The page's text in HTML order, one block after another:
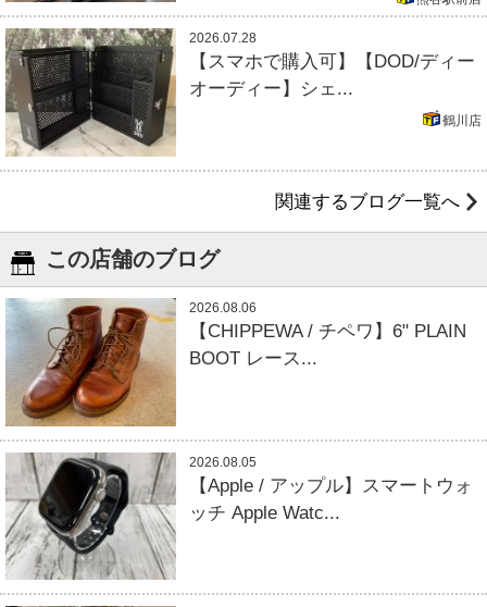
2026.07.28
【スマホで購入可】【DOD/ディー
オーディー】シェ...
鶴川店
関連するブログ一覧へ
この店舗のブログ
2026.08.06
【CHIPPEWA / チペワ】6" PLAIN
BOOT レース...
2026.08.05
【Apple / アップル】スマートウォ
ッチ Apple Watc...